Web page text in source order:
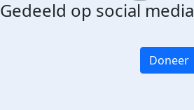
Gedeeld op social media
Doneer